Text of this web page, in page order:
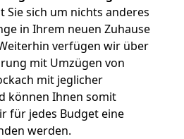
Sie sich um nichts anderes
in Ihrem neuen Zuhause
verfügen wir über
mit Umzügen von
mit jeglicher
können Ihnen somit
für jedes Budget eine
werden.